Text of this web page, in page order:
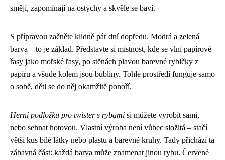
smějí, zapomínají na ostychy a skvěle se baví.
S přípravou začněte klidně pár dní dopředu. Modrá a zelená
barva – to je základ. Představte si místnost, kde se vlní papírové
řasy jako mořské řasy, po stěnách plavou barevné rybičky z
papíru a všude kolem jsou bubliny. Tohle prostředí funguje samo
o sobě, děti se do něj okamžitě ponoří.
Herní podložku pro twister s rybami si můžete vyrobit sami,
nebo sehnat hotovou. Vlastní výroba není vůbec složitá – stačí
větší kus bílé látky nebo plastu a barevné kruhy. Tady přichází ta
zábavná část: každá barva může znamenat jinou rybu. Červené